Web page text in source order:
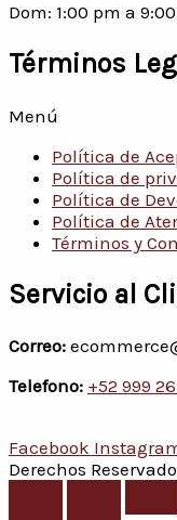
Dom: 1:00 pm a
Términos
Menú
Política de
Política de
Política de
Política de
Términos y
Servicio al
Correo:
Telefono: +52 999
Facebook
Derechos